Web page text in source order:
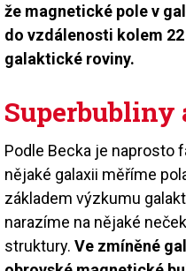
že magnetické pole v
do vzdálenosti kolem
galaktické roviny.
Superbubliny
Podle Becka je naprosto
nějaké galaxii měříme
základem výzkumu
narazíme na nějaké
struktury. Ve zmíněné